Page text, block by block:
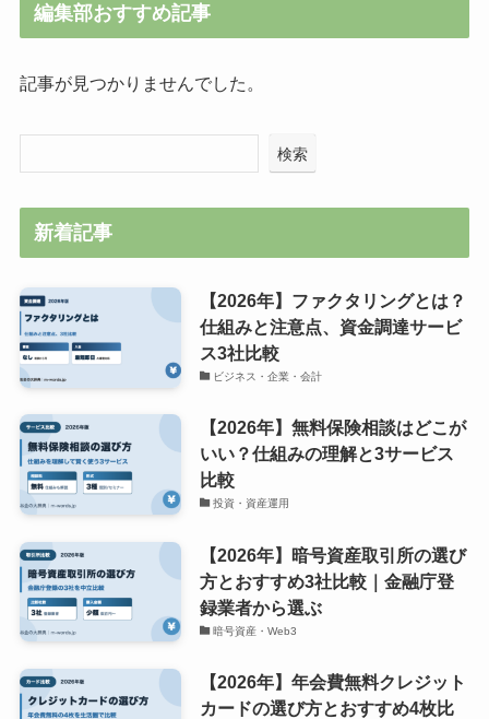
編集部おすすめ記事
記事が見つかりませんでした。
検索
新着記事
【2026年】ファクタリングとは？
仕組みと注意点、資金調達サービ
ス3社比較
ビジネス・企業・会計
【2026年】無料保険相談はどこが
いい？仕組みの理解と3サービス
比較
投資・資産運用
【2026年】暗号資産取引所の選び
方とおすすめ3社比較｜金融庁登
録業者から選ぶ
暗号資産・Web3
【2026年】年会費無料クレジット
カードの選び方とおすすめ4枚比